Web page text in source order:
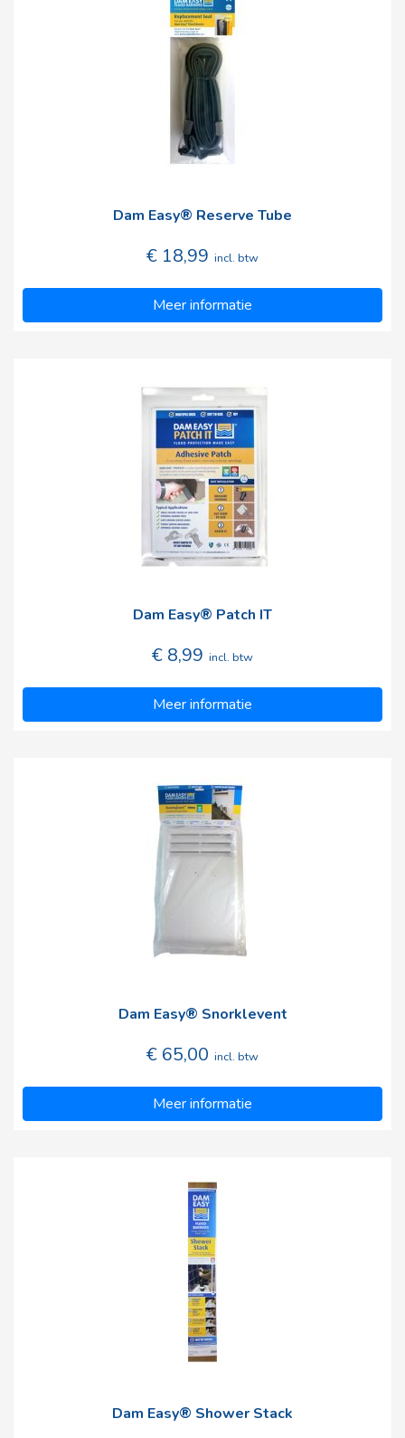
Dam Easy® Reserve Tube
€ 18,99 incl. btw
Meer informatie
Dam Easy® Patch IT
€ 8,99 incl. btw
Meer informatie
Dam Easy® Snorklevent
€ 65,00 incl. btw
Meer informatie
Dam Easy® Shower Stack